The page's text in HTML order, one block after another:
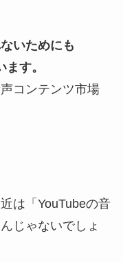
いためにも
す。
コンテンツ市場
は「YouTubeの音
じゃないでしょ